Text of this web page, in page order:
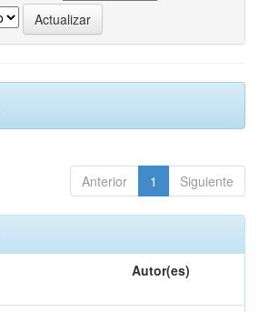
Anterior 1 Siguiente
Autor(es)